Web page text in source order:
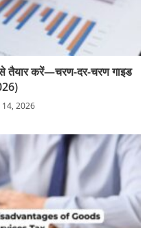
तैयार करें—चरण-दर-चरण गाइड
14, 2026